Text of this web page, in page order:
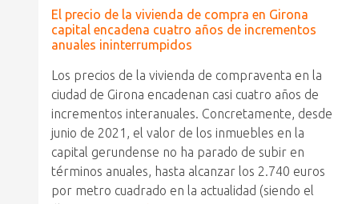
El precio de la vivienda de compra en Girona
capital encadena cuatro años de incrementos
anuales ininterrumpidos
Los precios de la vivienda de compraventa en la
ciudad de Girona encadenan casi cuatro años de
incrementos interanuales. Concretamente, desde
junio de 2021, el valor de los inmuebles en la
capital gerundense no ha parado de subir en
términos anuales, hasta alcanzar los 2.740 euros
por metro cuadrado en la actualidad (siendo el